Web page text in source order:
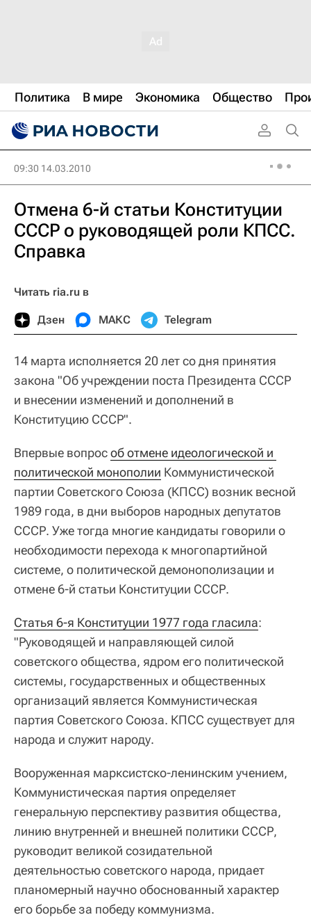
Политика В мире Экономика Общество
09:30 14.03.2010
Отмена 6-й статьи Конституции
СССР о руководящей роли КПСС.
Справка
Читать ria.ru в
Дзен МАКС Telegram
14 марта исполняется 20 лет со дня принятия
закона "Об учреждении поста Президента СССР
и внесении изменений и дополнений в
Конституцию СССР".
Впервые вопрособ отмене идеологической и
политической монополии Коммунистической
партии Советского Союза (КПСС) возник весной
1989 года, в дни выборов народных депутатов
СССР. Уже тогда многие кандидаты говорили о
необходимости перехода к многопартийной
системе, о политической демонополизации и
отмене 6-й статьи Конституции СССР.
Статья 6-я Конституции 1977 года гласила:
"Руководящей и направляющей силой
советского общества, ядром его политической
системы, государственных и общественных
организаций является Коммунистическая
партия Советского Союза. КПСС существует для
народа и служит народу.
Вооруженная марксистско-ленинским учением,
Коммунистическая партия определяет
генеральную перспективу развития общества,
линию внутренней и внешней политики СССР,
руководит великой созидательной
деятельностью советского народа, придает
планомерный научно обоснованный характер
его борьбе за победу коммунизма.